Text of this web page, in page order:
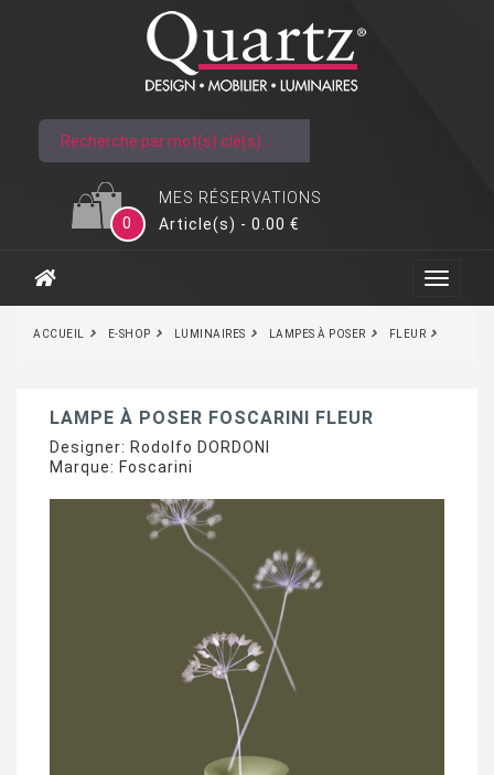
MES RÉSERVATIONS
0
Article(s) - 0.00 €
ACCUEIL E-SHOP LUMINAIRES LAMPES À POSER FLEUR
LAMPE À POSER FOSCARINI FLEUR
Designer: Rodolfo DORDONI
Marque: Foscarini